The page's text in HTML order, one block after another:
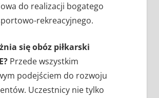
do realizacji bogatego
rekreacyjnego.
się obóz piłkarski
Przede wszystkim
podejściem do rozwoju
Uczestnicy nie tylko